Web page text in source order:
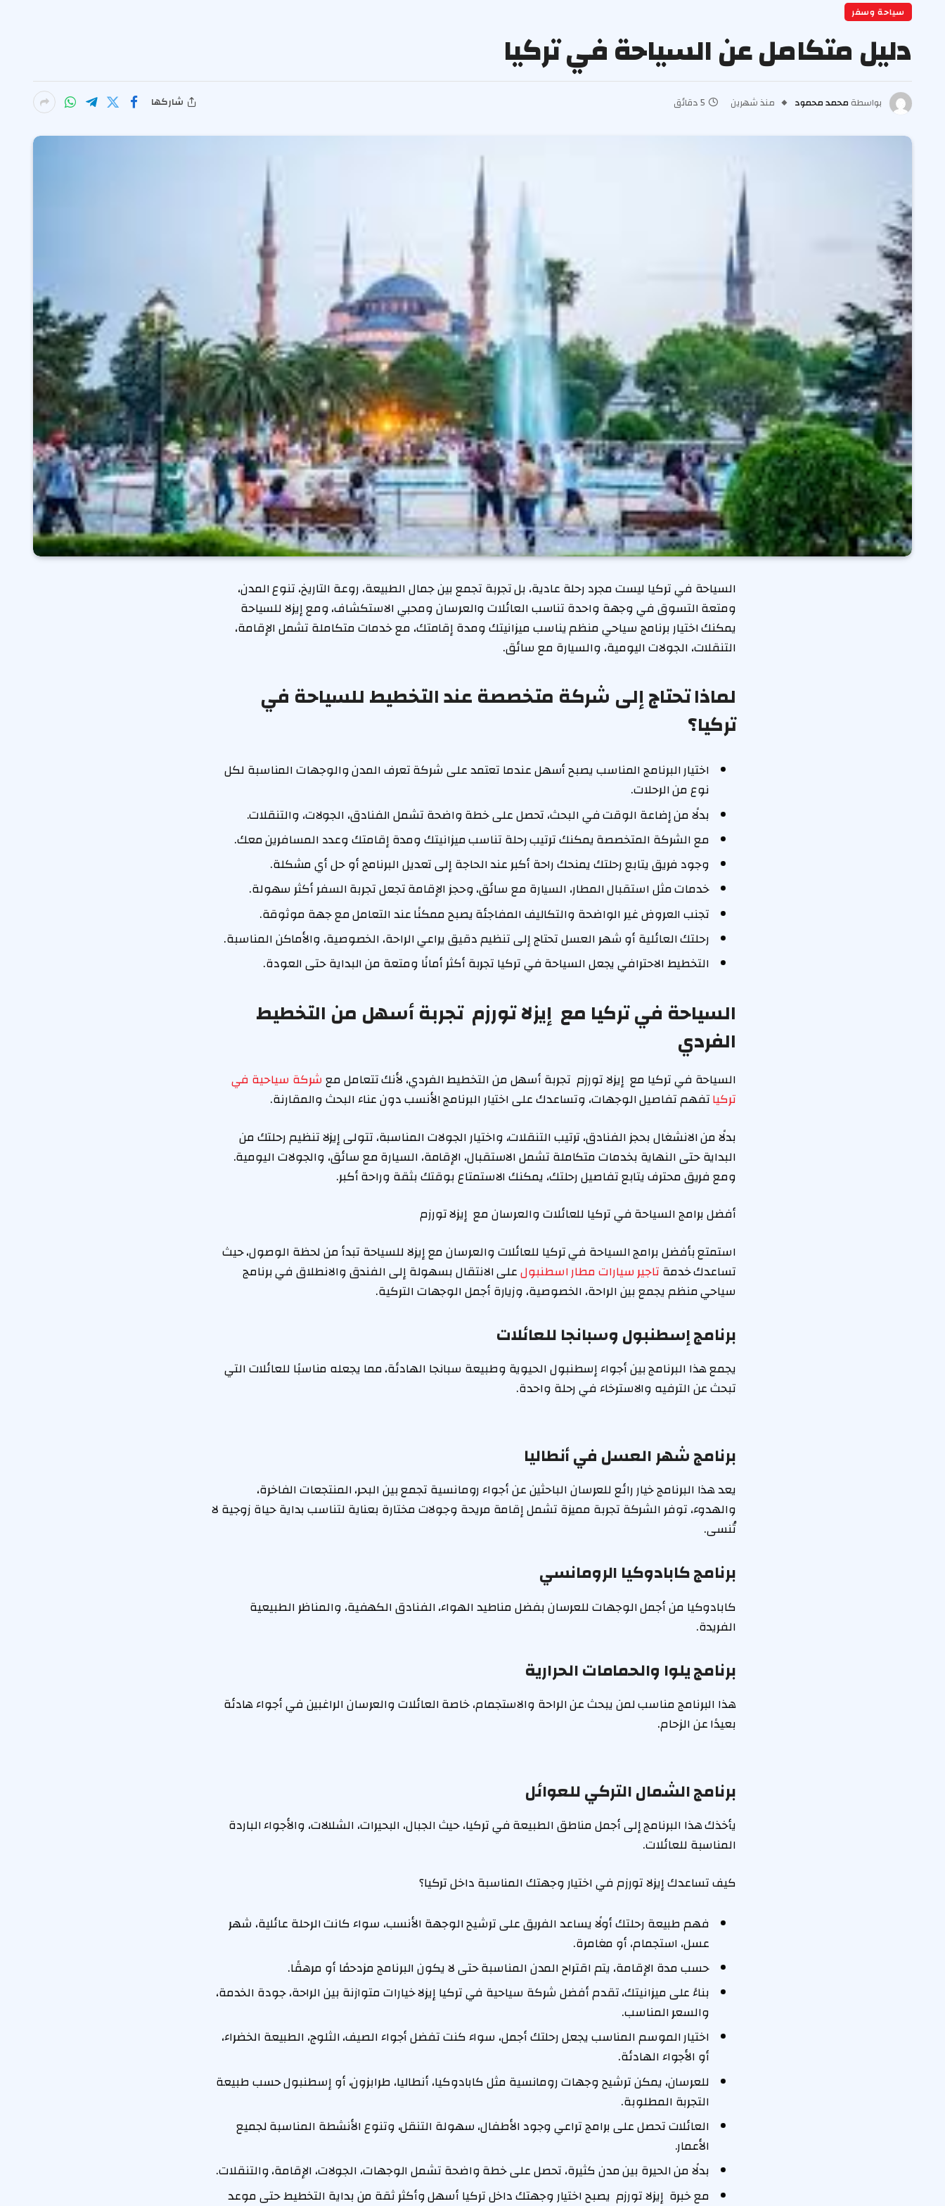
سياحة وسفر
دليل متكامل عن السياحة في تركيا
بواسطة محمد محمود منذ شهرين 5 دقائق شاركها
السياحة في تركيا ليست مجرد رحلة عادية، بل تجربة تجمع بين جمال الطبيعة، روعة التاريخ، تنوع المدن،
ومتعة التسوق في وجهة واحدة تناسب العائلات والعرسان ومحبي الاستكشاف، ومع إيزلا للسياحة
يمكنك اختيار برنامج سياحي منظم يناسب ميزانيتك ومدة إقامتك، مع خدمات متكاملة تشمل الإقامة،
التنقلات، الجولات اليومية، والسيارة مع سائق.
لماذا تحتاج إلى شركة متخصصة عند التخطيط للسياحة في
تركيا؟
اختيار البرنامج المناسب يصبح أسهل عندما تعتمد على شركة تعرف المدن والوجهات المناسبة لكل
نوع من الرحلات.
بدلًا من إضاعة الوقت في البحث، تحصل على خطة واضحة تشمل الفنادق، الجولات، والتنقلات.
مع الشركة المتخصصة يمكنك ترتيب رحلة تناسب ميزانيتك ومدة إقامتك وعدد المسافرين معك.
وجود فريق يتابع رحلتك يمنحك راحة أكبر عند الحاجة إلى تعديل البرنامج أو حل أي مشكلة.
خدمات مثل استقبال المطار، السيارة مع سائق، وحجز الإقامة تجعل تجربة السفر أكثر سهولة.
تجنب العروض غير الواضحة والتكاليف المفاجئة يصبح ممكنًا عند التعامل مع جهة موثوقة.
رحلتك العائلية أو شهر العسل تحتاج إلى تنظيم دقيق يراعي الراحة، الخصوصية، والأماكن المناسبة.
التخطيط الاحترافي يجعل السياحة في تركيا تجربة أكثر أمانًا ومتعة من البداية حتى العودة.
السياحة في تركيا مع إيزلا تورزم تجربة أسهل من التخطيط
الفردي
السياحة في تركيا مع إيزلا تورزم تجربة أسهل من التخطيط الفردي، لأنك تتعامل مع شركة سياحية في
تركياتفهم تفاصيل الوجهات، وتساعدك على اختيار البرنامج الأنسب دون عناء البحث والمقارنة.
بدلًا من الانشغال بحجز الفنادق، ترتيب التنقلات، واختيار الجولات المناسبة، تتولى إيزلا تنظيم رحلتك من
البداية حتى النهاية بخدمات متكاملة تشمل الاستقبال، الإقامة، السيارة مع سائق، والجولات اليومية.
ومع فريق محترف يتابع تفاصيل رحلتك، يمكنك الاستمتاع بوقتك بثقة وراحة أكبر.
أفضل برامج السياحة في تركيا للعائلات والعرسان مع إيزلا تورزم
استمتع بأفضل برامج السياحة في تركيا للعائلات والعرسان مع إيزلا للسياحة تبدأ من لحظة الوصول، حيث
تساعدك خدمة تاجير سيارات مطار اسطنبولعلى الانتقال بسهولة إلى الفندق والانطلاق في برنامج
سياحي منظم يجمع بين الراحة، الخصوصية، وزيارة أجمل الوجهات التركية.
برنامج إسطنبول وسبانجا للعائلات
يجمع هذا البرنامج بين أجواء إسطنبول الحيوية وطبيعة سبانجا الهادئة، مما يجعله مناسبًا للعائلات التي
تبحث عن الترفيه والاسترخاء في رحلة واحدة.
برنامج شهر العسل في أنطاليا
يعد هذا البرنامج خيار رائع للعرسان الباحثين عن أجواء رومانسية تجمع بين البحر، المنتجعات الفاخرة،
والهدوء، توفر الشركة تجربة مميزة تشمل إقامة مريحة وجولات مختارة بعناية لتناسب بداية حياة زوجية لا
تُنسى.
برنامج كابادوكيا الرومانسي
كابادوكيا من أجمل الوجهات للعرسان بفضل مناطيد الهواء، الفنادق الكهفية، والمناظر الطبيعية
الفريدة.
برنامج يلوا والحمامات الحرارية
هذا البرنامج مناسب لمن يبحث عن الراحة والاستجمام، خاصة العائلات والعرسان الراغبين في أجواء هادئة
بعيدًا عن الزحام.
برنامج الشمال التركي للعوائل
يأخذك هذا البرنامج إلى أجمل مناطق الطبيعة في تركيا، حيث الجبال، البحيرات، الشلالات، والأجواء الباردة
المناسبة للعائلات.
كيف تساعدك إيزلا تورزم في اختيار وجهتك المناسبة داخل تركيا؟
فهم طبيعة رحلتك أولًا يساعد الفريق على ترشيح الوجهة الأنسب، سواء كانت الرحلة عائلية، شهر
عسل، استجمام، أو مغامرة.
حسب مدة الإقامة، يتم اقتراح المدن المناسبة حتى لا يكون البرنامج مزدحمًا أو مرهقًا.
بناءً على ميزانيتك، تقدم أفضل شركة سياحية في تركيا إيزلا خيارات متوازنة بين الراحة، جودة الخدمة،
والسعر المناسب.
اختيار الموسم المناسب يجعل رحلتك أجمل، سواء كنت تفضل أجواء الصيف، الثلوج، الطبيعة الخضراء،
أو الأجواء الهادئة.
للعرسان، يمكن ترشيح وجهات رومانسية مثل كابادوكيا، أنطاليا، طرابزون، أو إسطنبول حسب طبيعة
التجربة المطلوبة.
العائلات تحصل على برامج تراعي وجود الأطفال، سهولة التنقل، وتنوع الأنشطة المناسبة لجميع
الأعمار.
بدلًا من الحيرة بين مدن كثيرة، تحصل على خطة واضحة تشمل الوجهات، الجولات، الإقامة، والتنقلات.
مع خبرة إيزلا تورزم يصبح اختيار وجهتك داخل تركيا أسهل وأكثر ثقة من بداية التخطيط حتى موعد